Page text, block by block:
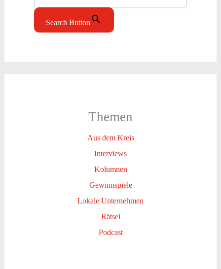
Search Button
Themen
Aus dem Kreis
Interviews
Kolumnen
Gewinnspiele
Lokale Unternehmen
Rätsel
Podcast